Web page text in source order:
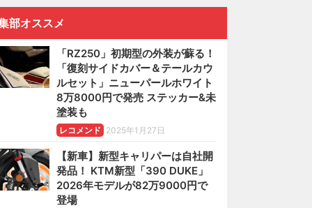
部オススメ
「RZ250」初期型の外装が蘇る！
「復刻サイドカバー＆テールカウ
ルセット」ニューパールホワイト
8万8000円で発売 ステッカー&未
塗装も
レコメンド 2025年1月27日
【新車】新型キャリパーは自社開
発品！ KTM新型「390 DUKE」
2026年モデルが82万9000円で
登場